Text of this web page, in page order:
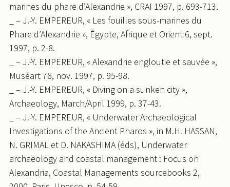
marines du phare d’Alexandrie », CRAI 1997, p. 693-713.
_ – J.-Y. EMPEREUR, « Les fouilles sous-marines du
Phare d’Alexandrie », Égypte, Afrique et Orient 6, sept.
1997, p. 2-8.
_ – J.-Y. EMPEREUR, « Alexandrie engloutie et sauvée »,
Muséart 76, nov. 1997, p. 95-98.
_ – J.-Y. EMPEREUR, « Diving on a sunken city »,
Archaeology, March/April 1999, p. 37-43.
_ – J.-Y. EMPEREUR, « Underwater Archaeological
Investigations of the Ancient Pharos », in M.H. HASSAN,
N. GRIMAL et D. NAKASHIMA (éds), Underwater
archaeology and coastal management : Focus on
Alexandria, Coastal Managements sourcebooks 2,